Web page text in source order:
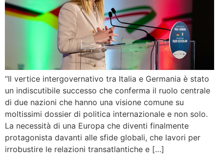
“Il vertice intergovernativo tra Italia e Germania è stato
un indiscutibile successo che conferma il ruolo centrale
di due nazioni che hanno una visione comune su
moltissimi dossier di politica internazionale e non solo.
La necessità di una Europa che diventi finalmente
protagonista davanti alle sfide globali, che lavori per
irrobustire le relazioni transatlantiche e […]